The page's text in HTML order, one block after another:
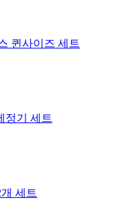
퀸사이즈 세트
정기 세트
세트